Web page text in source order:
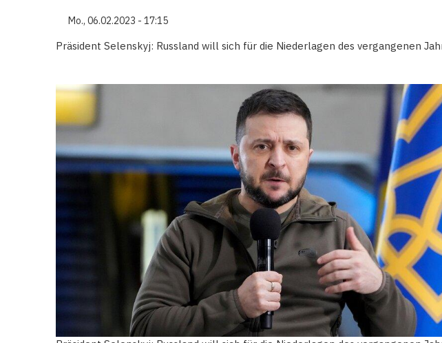
Mo., 06.02.2023 - 17:15
Präsident Selenskyj: Russland will sich für die Niederlagen des vergangenen